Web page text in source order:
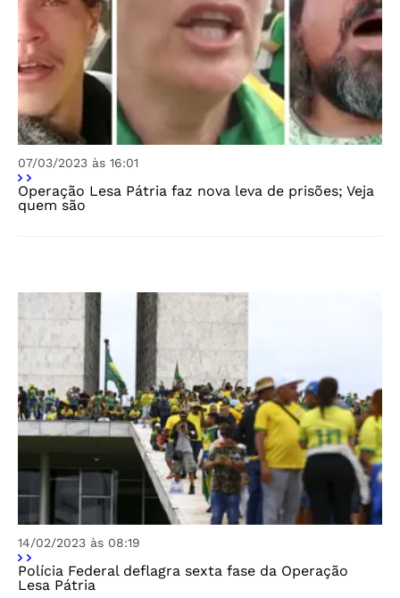
07/03/2023 às 16:01
Operação Lesa Pátria faz nova leva de prisões; Veja
quem são
14/02/2023 às 08:19
Polícia Federal deflagra sexta fase da Operação
Lesa Pátria